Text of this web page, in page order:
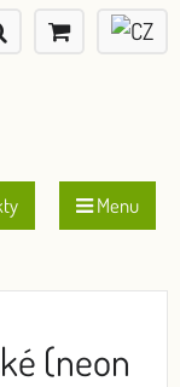
Menu
(neon